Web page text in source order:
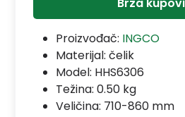
Proizvođač: INGCO
Materijal: čelik
Model: HHS6306
Težina: 0.50 kg
Veličina: 710-860 mm